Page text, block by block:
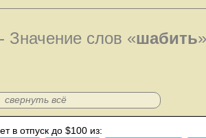
- Значение слов «шабить»
свернуть всё
в отпуск до $100 из: